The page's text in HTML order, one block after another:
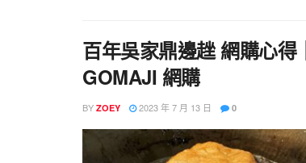
百年吳家鼎邊趖 網購心
GOMAJI 網購
BY ZOEY 2023 年 7 月 13 日 0